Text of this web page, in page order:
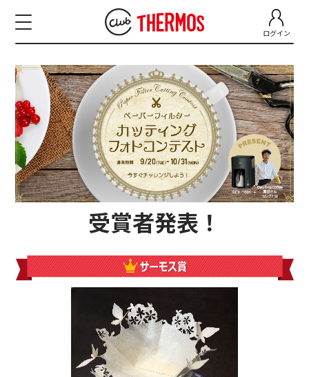
ログイン
受賞者発表！